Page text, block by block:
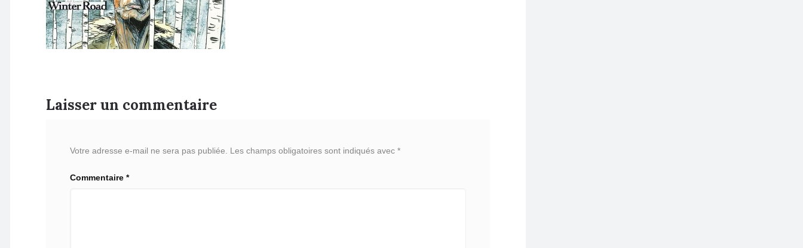
Laisser un commentaire
Votre adresse e-mail ne sera pas publiée. Les champs obligatoires sont indiqués avec *
Commentaire *